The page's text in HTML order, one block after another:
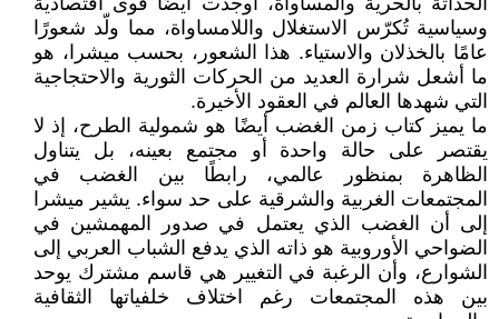
وسياسية تُكرّس الاستغلال واللامساواة، مما ولّد شعورًا
عامًا بالخذلان والاستياء. هذا الشعور، بحسب ميشرا، هو
ما أشعل شرارة العديد من الحركات الثورية والاحتجاجية
التي شهدها العالم في العقود الأخيرة.
ما يميز كتاب زمن الغضب أيضًا هو شمولية الطرح، إذ لا
يقتصر على حالة واحدة أو مجتمع بعينه، بل يتناول
الظاهرة بمنظور عالمي، رابطًا بين الغضب في
المجتمعات الغربية والشرقية على حد سواء. يشير ميشرا
إلى أن الغضب الذي يعتمل في صدور المهمشين في
الضواحي الأوروبية هو ذاته الذي يدفع الشباب العربي إلى
الشوارع، وأن الرغبة في التغيير هي قاسم مشترك يوحد
بين هذه المجتمعات رغم اختلاف خلفياتها الثقافية